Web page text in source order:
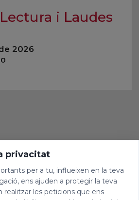
i Laudes
2026
privacitat
per a tu, influeixen en la teva
ens ajuden a protegir la teva
les peticions que ens